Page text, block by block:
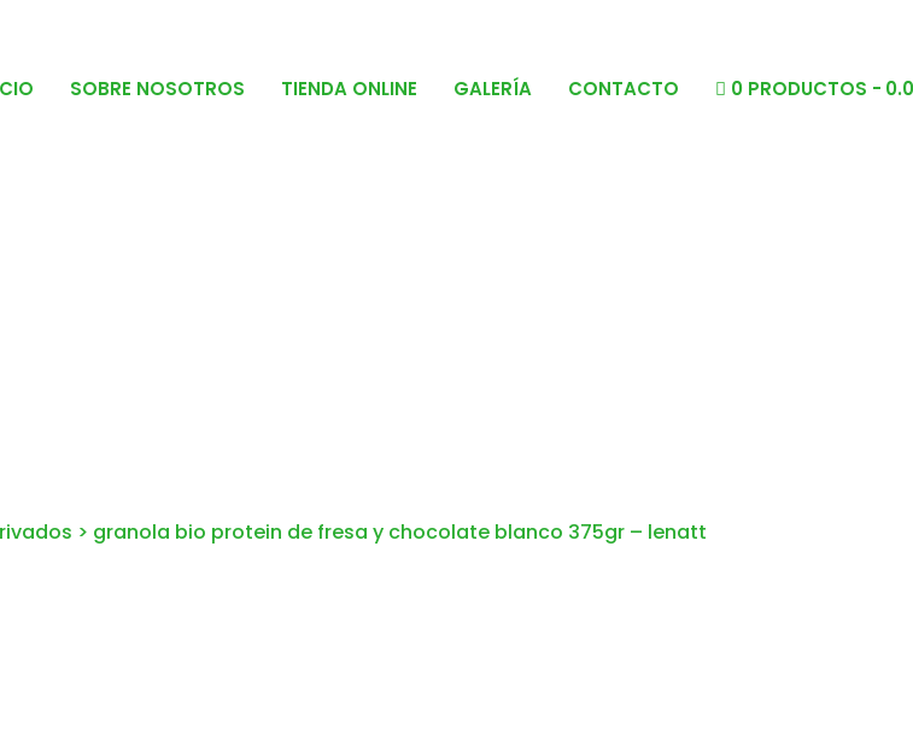
SOBRE NOSOTROS TIENDA ONLINE GALERÍA CONTACTO 0 PRODUCTOS
> granola bio protein de fresa y chocolate blanco 375gr – lenatt